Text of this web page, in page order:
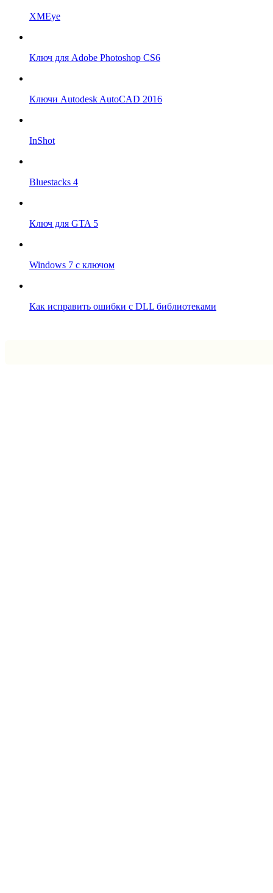
XMEye
Ключ для Adobe Photoshop CS6
Ключи Autodesk AutoCAD 2016
InShot
Bluestacks 4
Ключ для GTA 5
Windows 7 с ключом
Как исправить ошибки с DLL библиотеками